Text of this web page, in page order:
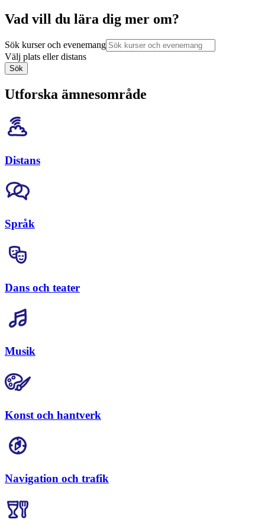
Vad vill du lära dig mer om?
Sök kurser och evenemang
Välj plats eller distans
Sök
Utforska ämnesområde
Distans
Språk
Dans och teater
Musik
Konst och hantverk
Navigation och trafik